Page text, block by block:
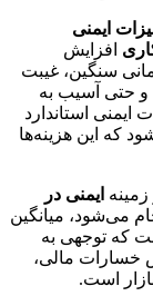
ایمنی
افزایش
سنگین، غیبت
و حتی آسیب به
ایمنی استاندارد
که این هزینه‌ها
ایمنی در
می‌شود، میانگین
است که توجهی به
خسارات مالی،
است.